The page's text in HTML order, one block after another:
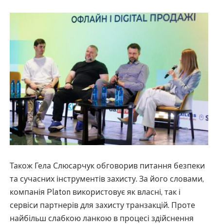
Також Гела Слюсарчук обговорив питання безпеки
та сучасних інструментів захисту. За його словами,
компанія Platon використовує як власні, так і
сервіси партнерів для захисту транзакцій. Проте
найбільш слабкою ланкою в процесі здійснення